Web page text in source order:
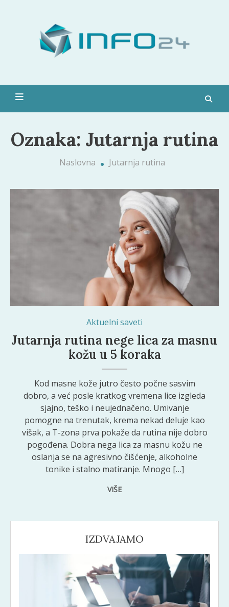
toga
Oznaka: Jutarnja rutina
Naslovna Jutarnja rutina
Aktuelni saveti
Jutarnja rutina nege lica za masnu
kožu u 5 koraka
Kod masne kože jutro često počne sasvim
dobro, a već posle kratkog vremena lice izgleda
sjajno, teško i neujednačeno. Umivanje
pomogne na trenutak, krema nekad deluje kao
višak, a T-zona prva pokaže da rutina nije dobro
pogođena. Dobra nega lica za masnu kožu ne
oslanja se na agresivno čišćenje, alkoholne
tonike i stalno matiranje. Mnogo […]
VIŠE
IZDVAJAMO